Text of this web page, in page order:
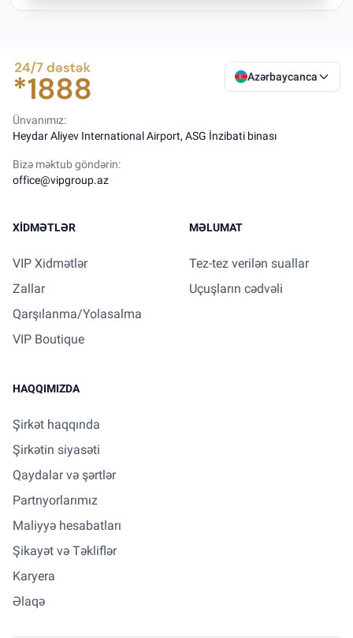
Azərbaycanca
Ünvanımız:
Heydar Aliyev International Airport, ASG İnzibati binası
Bizə məktub göndərin:
office@vipgroup.az
XIDMƏTLƏR
VIP Xidmətlər
Zallar
Qarşılanma/Yolasalma
VIP Boutique
MƏLUMAT
Tez-tez verilən suallar
Uçuşların cədvəli
HAQQIMIZDA
Şirkət haqqında
Şirkətin siyasəti
Qaydalar və şərtlər
Partnyorlarımız
Maliyyə hesabatları
Şikayət və Təkliflər
Karyera
Əlaqə